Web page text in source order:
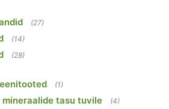
(27)
(14)
(28)
(1)
tasu tuvile (4)